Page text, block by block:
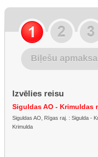
Biļešu
Izvēlies reisu
Siguldas AO - Krimuldas
Siguldas AO, Rīgas raj. : Sigulda -
Krimulda